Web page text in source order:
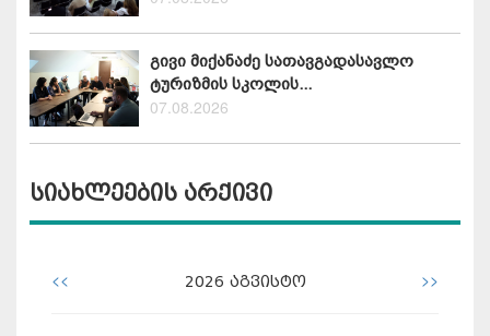
გივი მიქანაძე სათავგადასავლო
ტურიზმის სკოლის...
07.08.2026
სიახლეების არქივი
<< 2026 აგვისტო >>